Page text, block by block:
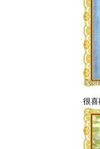
很喜